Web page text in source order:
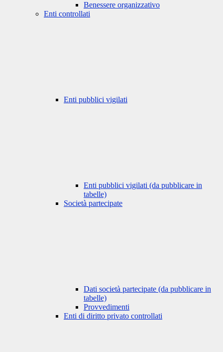
Benessere organizzativo
Enti controllati
Enti pubblici vigilati
Enti pubblici vigilati (da pubblicare in
tabelle)
Società partecipate
Dati società partecipate (da pubblicare in
tabelle)
Provvedimenti
Enti di diritto privato controllati